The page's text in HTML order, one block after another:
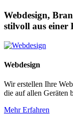
Webdesign,
stilvoll aus einer
Webdesign
Wir erstellen Ihre
die auf allen Geräten
Mehr Erfahren